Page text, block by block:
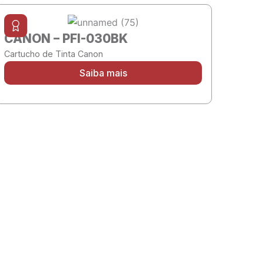
CANON – PFI-030BK
Cartucho de Tinta Canon
Saiba mais